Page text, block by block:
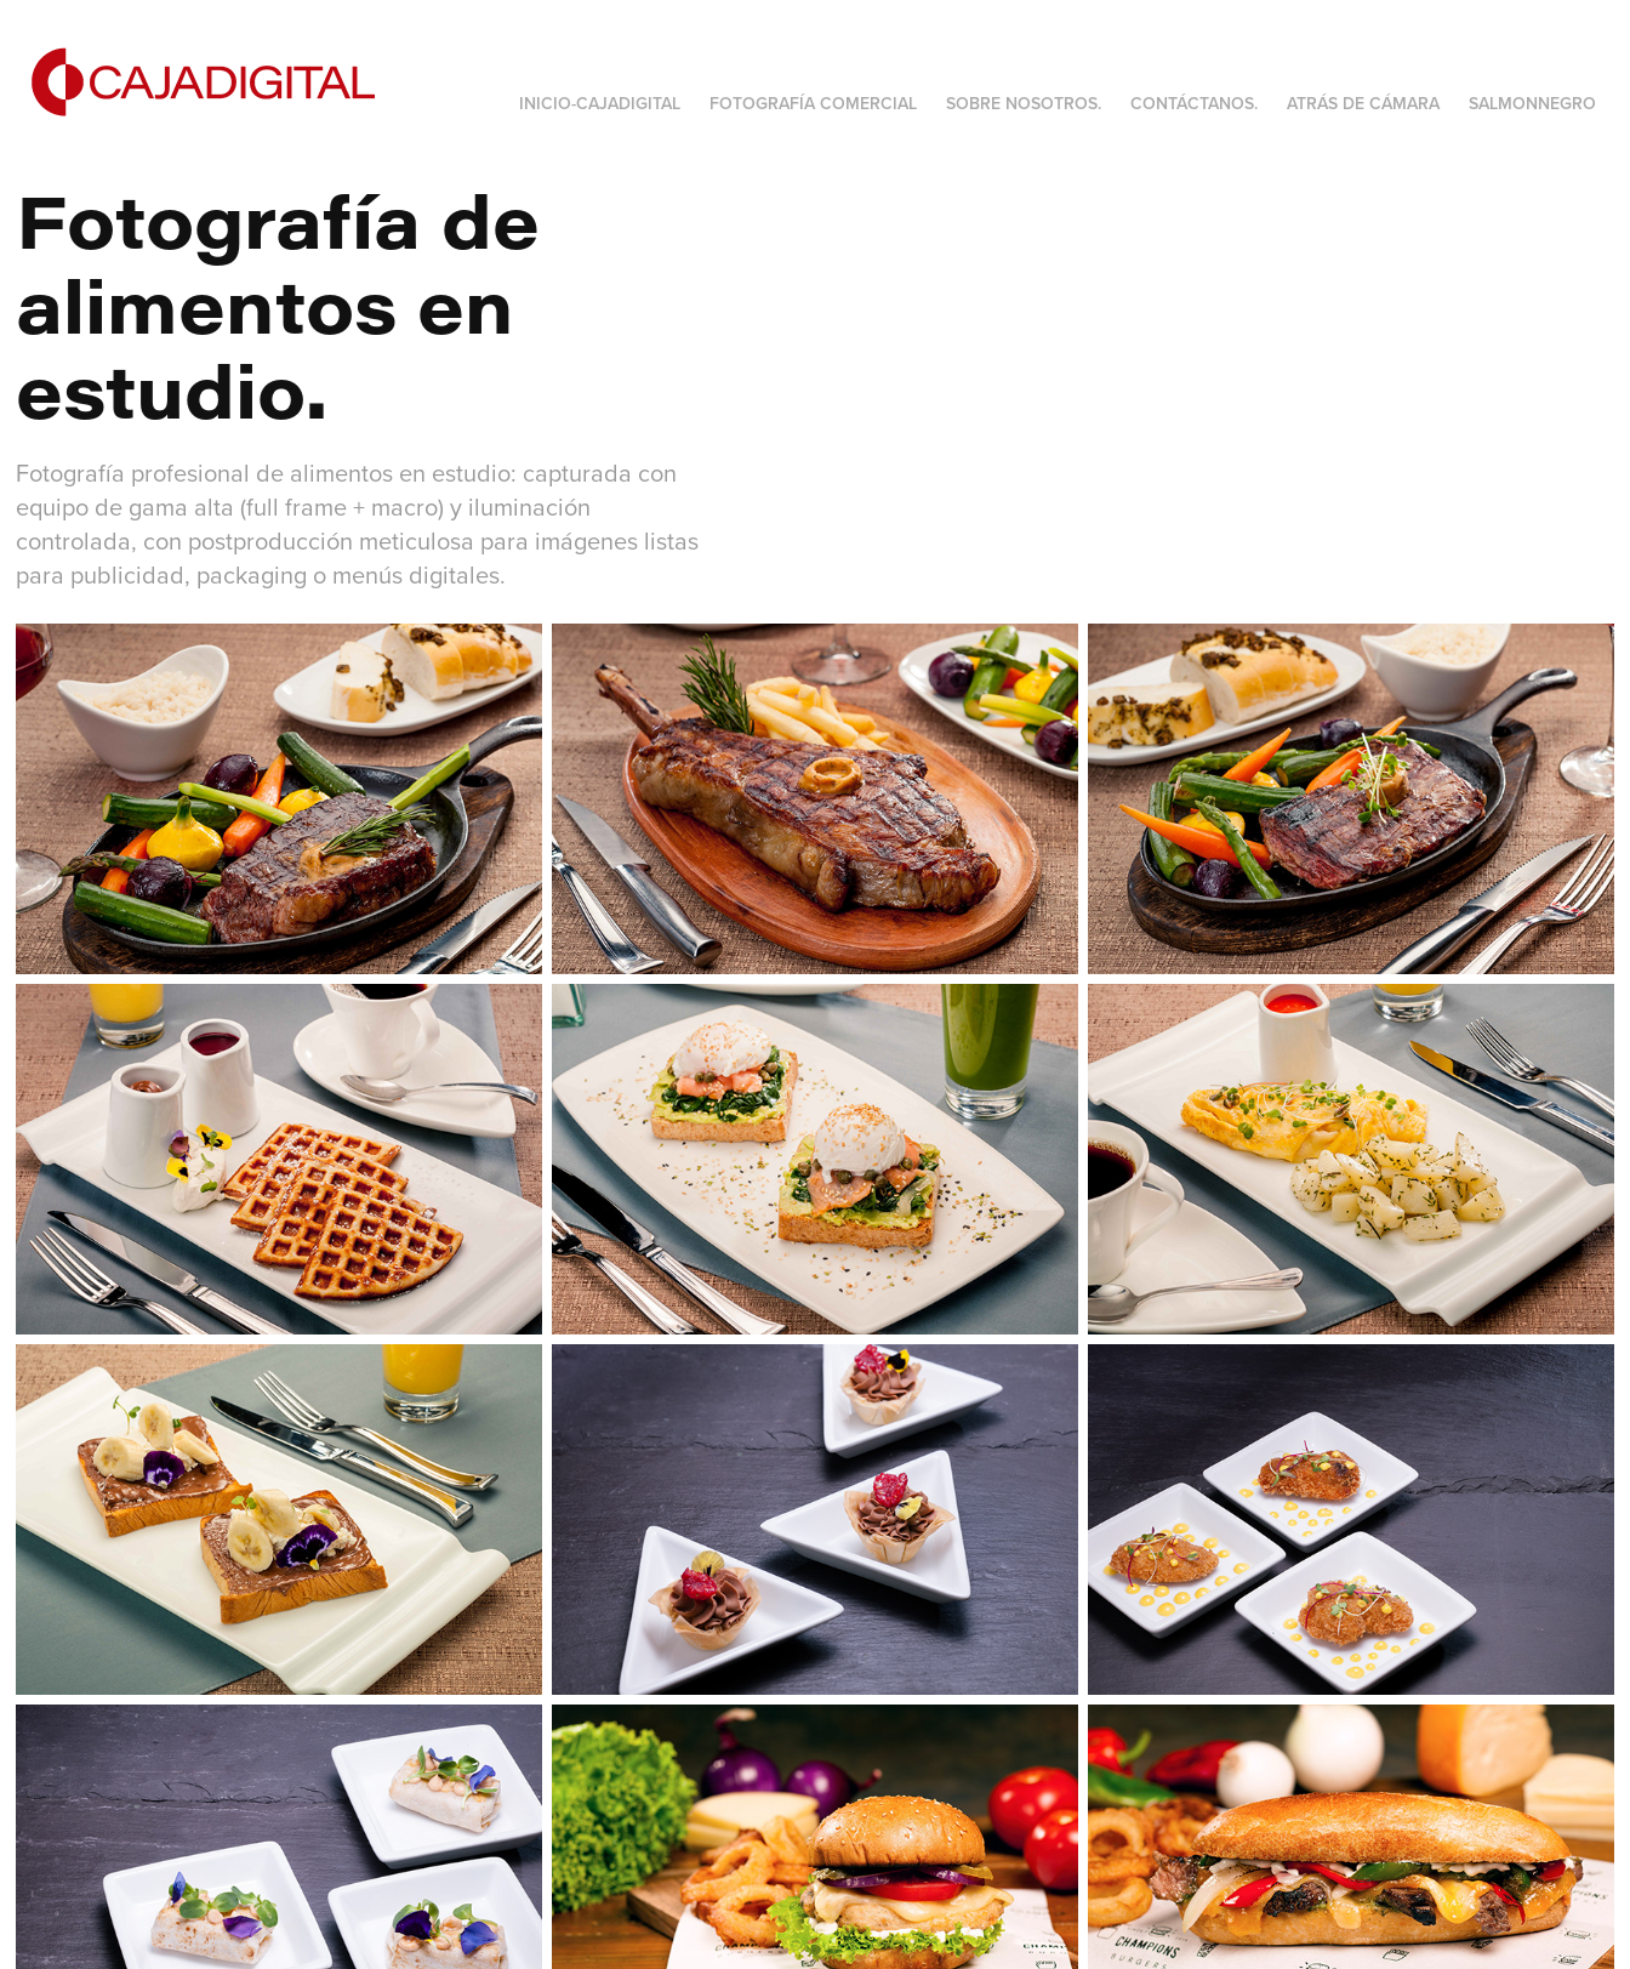
INICIO-CAJADIGITAL FOTOGRAFÍA COMERCIAL SOBRE NOSOTROS. CONTÁCTANOS. ATRÁS DE CÁMARA SALMONNEGRO
Fotografía de
alimentos en
estudio.
Fotografía profesional de alimentos en estudio: capturada con
equipo de gama alta (full frame + macro) y iluminación
controlada, con postproducción meticulosa para imágenes listas
para publicidad, packaging o menús digitales.